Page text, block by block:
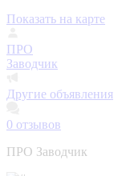
Показать на карте
ПРО
Заводчик
Другие объявления
0 отзывов
ПРО Заводчик